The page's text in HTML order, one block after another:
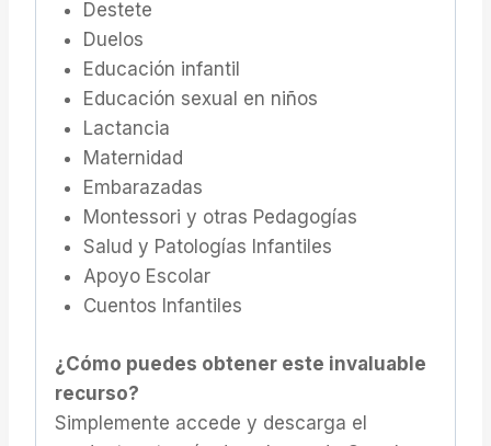
Destete
Duelos
Educación infantil
Educación sexual en niños
Lactancia
Maternidad
Embarazadas
Montessori y otras Pedagogías
Salud y Patologías Infantiles
Apoyo Escolar
Cuentos Infantiles
¿Cómo puedes obtener este invaluable
recurso?
Simplemente accede y descarga el